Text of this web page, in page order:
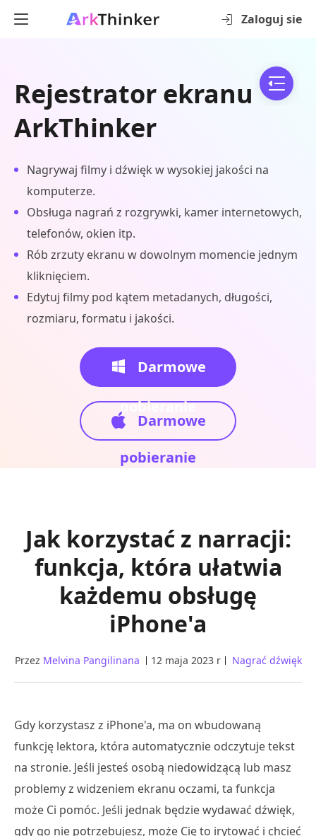
Zaloguj sie
Rejestrator ekranu
ArkThinker
Nagrywaj filmy i dźwięk w wysokiej jakości na
komputerze.
Obsługa nagrań z rozgrywki, kamer internetowych,
telefonów, okien itp.
Rób zrzuty ekranu w dowolnym momencie jednym
kliknięciem.
Edytuj filmy pod kątem metadanych, długości,
rozmiaru, formatu i jakości.
Darmowe
pobieranie
Darmowe
pobieranie
Jak korzystać z narracji:
funkcja, która ułatwia
każdemu obsługę
iPhone'a
Przez Melvina Pangilinana 12 maja 2023 r Nagrać dźwięk
Gdy korzystasz z iPhone'a, ma on wbudowaną
funkcję lektora, która automatycznie odczytuje tekst
na stronie. Jeśli jesteś osobą niedowidzącą lub masz
problemy z widzeniem ekranu oczami, ta funkcja
może Ci pomóc. Jeśli jednak będzie wydawać dźwięk,
gdy go nie potrzebujesz, może Cię to irytować i chcieć